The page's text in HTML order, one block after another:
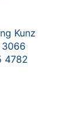
Kunz
4782